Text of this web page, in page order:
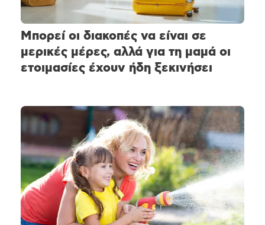
Μπορεί οι διακοπές να είναι σε
μερικές μέρες, αλλά για τη μαμά οι
ετοιμασίες έχουν ήδη ξεκινήσει